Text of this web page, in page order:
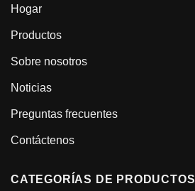
Hogar
Productos
Sobre nosotros
Noticias
Preguntas frecuentes
Contáctenos
CATEGORÍAS DE PRODUCTOS